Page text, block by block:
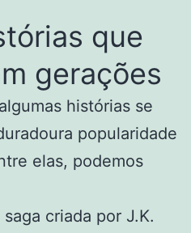
que
gerações
histórias se
popularidade
elas, podemos
saga criada por J.K.